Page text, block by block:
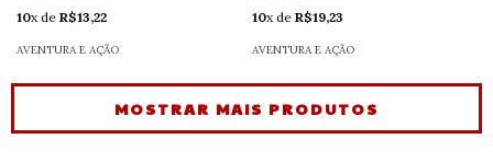
10x de R$13,22
AVENTURA E AÇÃO
10x de R$19,23
AVENTURA E AÇÃO
MOSTRAR MAIS PRODUTOS